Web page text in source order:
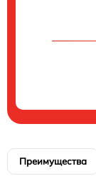
Преимущества